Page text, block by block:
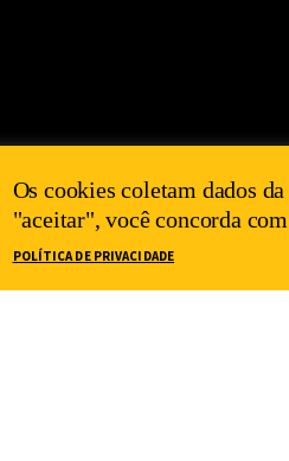
Os cookies coletam dados
"aceitar", você concorda
POLÍTICA DE PRIVACIDADE